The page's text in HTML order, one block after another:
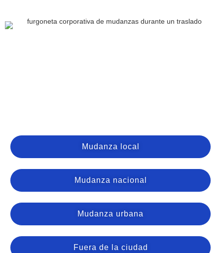
Mudanza local
Mudanza nacional
Mudanza urbana
Fuera de la ciudad